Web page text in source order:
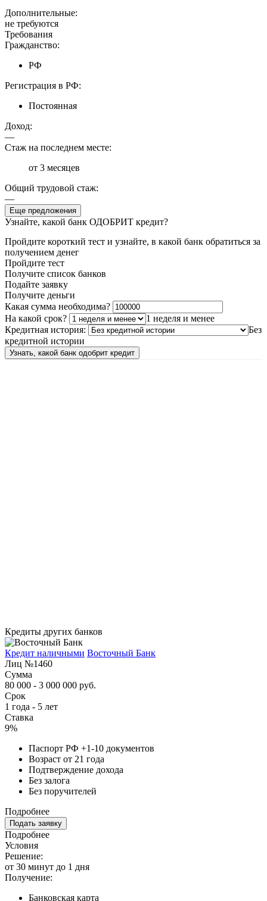
Дополнительные:
не требуются
Требования
Гражданство:
РФ
Регистрация в РФ:
Постоянная
Доход:
—
Стаж на последнем месте:
от 3 месяцев
Общий трудовой стаж:
—
Еще предложения
Узнайте, какой банк ОДОБРИТ кредит?
Пройдите короткий тест и узнайте, в какой банк обратиться за
получением денег
Пройдите тест
Получите список банков
Подайте заявку
Получите деньги
Какая сумма необходима?
На какой срок?
1 неделя и менее
Кредитная история:
Без
кредитной истории
Узнать, какой банк одобрит кредит
Кредиты других банков
Кредит наличными Восточный Банк
Лиц №1460
Сумма
80 000 - 3 000 000 руб.
Срок
1 года - 5 лет
Ставка
9%
Паспорт РФ +1-10 документов
Возраст от 21 года
Подтверждение дохода
Без залога
Без поручителей
Подробнее
Подать заявку
Подробнее
Условия
Решение:
от 30 минут до 1 дня
Получение:
Банковская карта